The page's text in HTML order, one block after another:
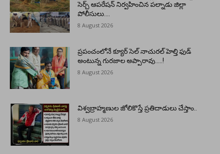
సెర్చ్ ఆపరేషన్ నిర్వహించిన పల్నాడు జిల్లా
పోలీసులు….
8 August 2026
ప్రపంచంలోనే క్యూర్ సెల్ నాచురల్ హెల్తి ఫుడ్
అంటున్న గురజాల అప్పారావు…..!
8 August 2026
విశ్వబ్రాహ్మణుల జోలికొస్తే ప్రతిదాడులు చేస్తాం..
8 August 2026